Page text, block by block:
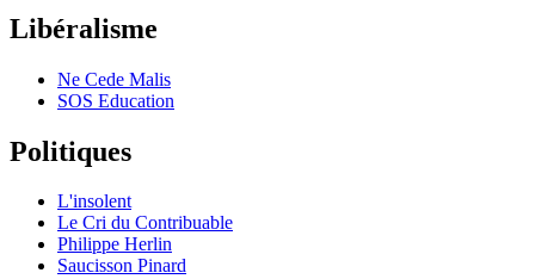
Libéralisme
Ne Cede Malis
SOS Education
Politiques
L'insolent
Le Cri du Contribuable
Philippe Herlin
Saucisson Pinard